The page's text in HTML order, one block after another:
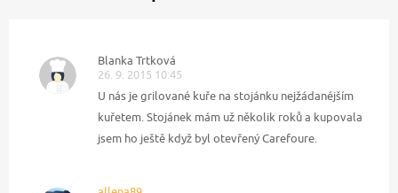
Blanka Trtková
26. 9. 2015 10:45
U nás je grilované kuře na stojánku nejžádanéjším
kuřetem. Stojánek mám už několik roků a kupovala
jsem ho ještě když byl otevřený Carefoure.